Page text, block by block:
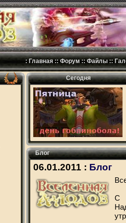
: Главная ::Форум ::Файлы ::
Сегодня
Блог
06.01.2011 : Блог
С